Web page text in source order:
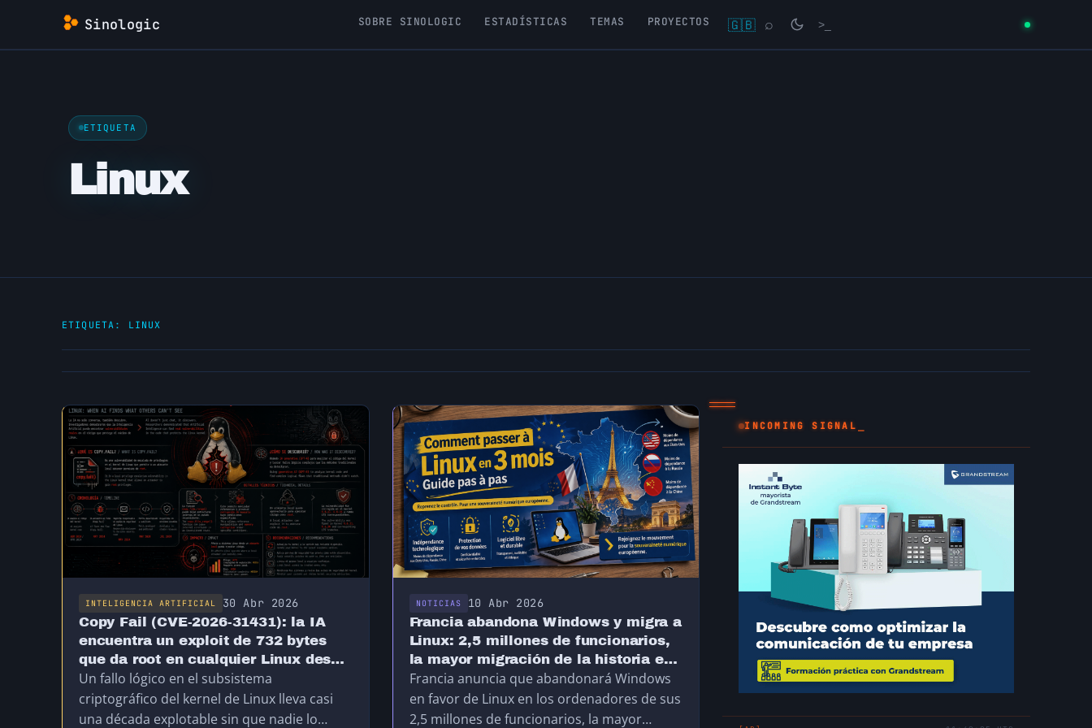
contenido
Sinologic SOBRE SINOLOGIC ESTADÍSTICAS TEMAS PROYECTOS 🇬🇧 ⌕ >_
ETIQUETA
Linux
ETIQUETA: LINUX
INTELIGENCIA ARTIFICIAL 30 Abr 2026
Copy Fail (CVE-2026-31431): la IA
encuentra un exploit de 732 bytes
que da root en cualquier Linux desde
2017
Un fallo lógico en el subsistema
criptográfico del kernel de Linux lleva casi
una década explotable sin que nadie lo
NOTICIAS 10 Abr 2026
Francia abandona Windows y migra a
Linux: 2,5 millones de funcionarios,
la mayor migración de la historia en
Europa
Francia anuncia que abandonará Windows
en favor de Linux en los ordenadores de sus
2,5 millones de funcionarios, la mayor
INCOMING SIGNAL